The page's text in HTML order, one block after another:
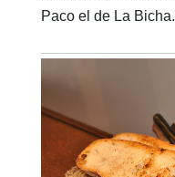
Paco el de La Bicha.